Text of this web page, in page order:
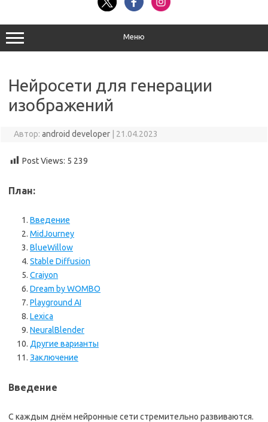
Меню
Нейросети для генерации
изображений
Автор: android developer 21.04.2023
Post Views: 5 239
План:
Введение
MidJourney
BlueWillow
Stable Diffusion
Craiyon
Dream by WOMBO
Playground AI
Lexica
NeuralBlender
Другие варианты
Заключение
Введение
С каждым днём нейронные сети стремительно развиваются.